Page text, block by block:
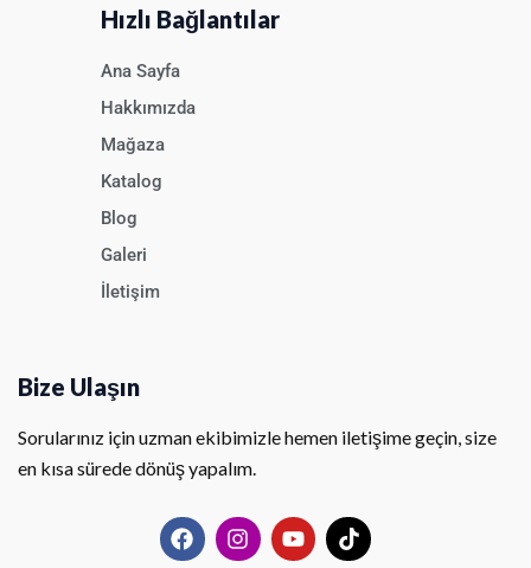
Hızlı Bağlantılar
Ana Sayfa
Hakkımızda
Mağaza
Katalog
Blog
Galeri
İletişim
Bize Ulaşın
Sorularınız için uzman ekibimizle hemen iletişime geçin, size
en kısa sürede dönüş yapalım.
F
a
I
n
Y
o
T
i